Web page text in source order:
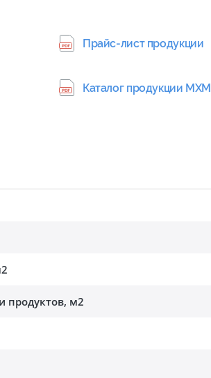
Прайс-лист продукции
Каталог продукции МХМ
продуктов, м2